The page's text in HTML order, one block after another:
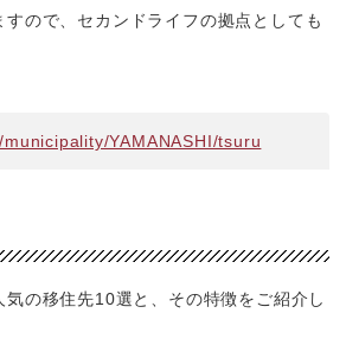
すので、セカンドライフの拠点としても
YAMANASHI/tsuru
の移住先10選と、その特徴をご紹介し